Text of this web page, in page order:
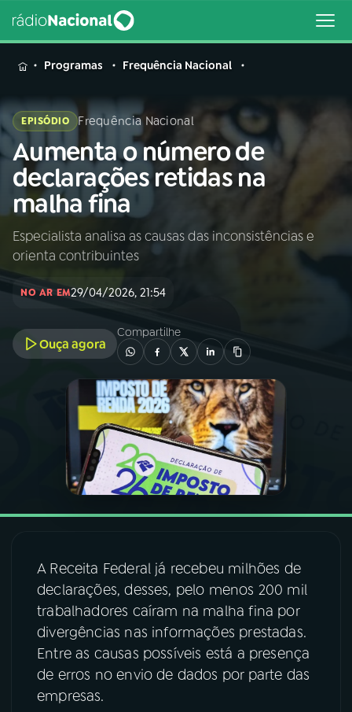
MENU
Buscar
na
Rádio
Nacional
Buscar
AO VIVO
INÍCIO
A RÁDIO
PROGRAMAÇÃO
PROGRAMAS
PODCASTS
07 ÚLTIMAS
08FESTIVAL DE MÚSICA
ACOMPANHE A RÁDIO NACIONAL
Programas Frequência Nacional
EPISÓDIO Frequência Nacional
Aumenta o número de
declarações retidas na
malha fina
Especialista analisa as causas das inconsistências e
orienta contribuintes
NO AR EM29/04/2026, 21:54
Ouça agora
Compartilhe
A Receita Federal já recebeu milhões de
declarações, desses, pelo menos 200 mil
trabalhadores caíram na malha fina por
divergências nas informações prestadas.
Entre as causas possíveis está a presença
de erros no envio de dados por parte das
empresas.